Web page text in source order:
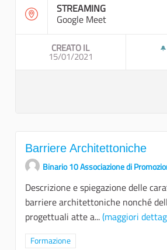
STREAMING
Google Meet
CREATO IL
15/01/2021
Barriere Architettoniche
Binario 10 Associazione di
Descrizione e spiegazione delle
barriere architettoniche nonché
progettuali atte a...(maggiori
Filtra i risultati per categoria: Formazione
Formazione